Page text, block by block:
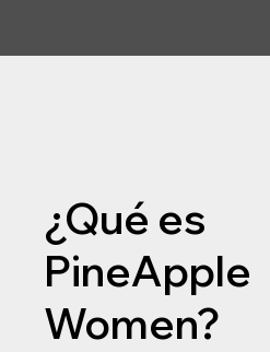
¿Qué es
PineApple
Women?